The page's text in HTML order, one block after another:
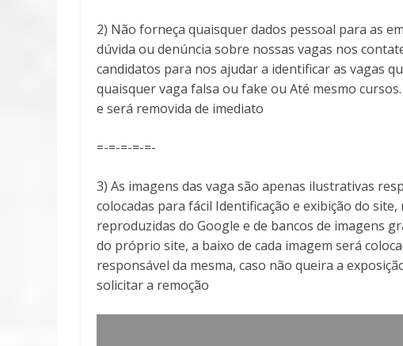
2) Não forneça quaisquer dados pessoal para as
dúvida ou denúncia sobre nossas vagas nos
candidatos para nos ajudar a identificar as vagas
quaisquer vaga falsa ou fake ou Até mesmo
e será removida de imediato
=-=-=-=-=-
3) As imagens das vaga são apenas ilustrativas
colocadas para fácil Identificação e exibição do
reproduzidas do Google e de bancos de imagens
do próprio site, a baixo de cada imagem será
responsável da mesma, caso não queira a
solicitar a remoção